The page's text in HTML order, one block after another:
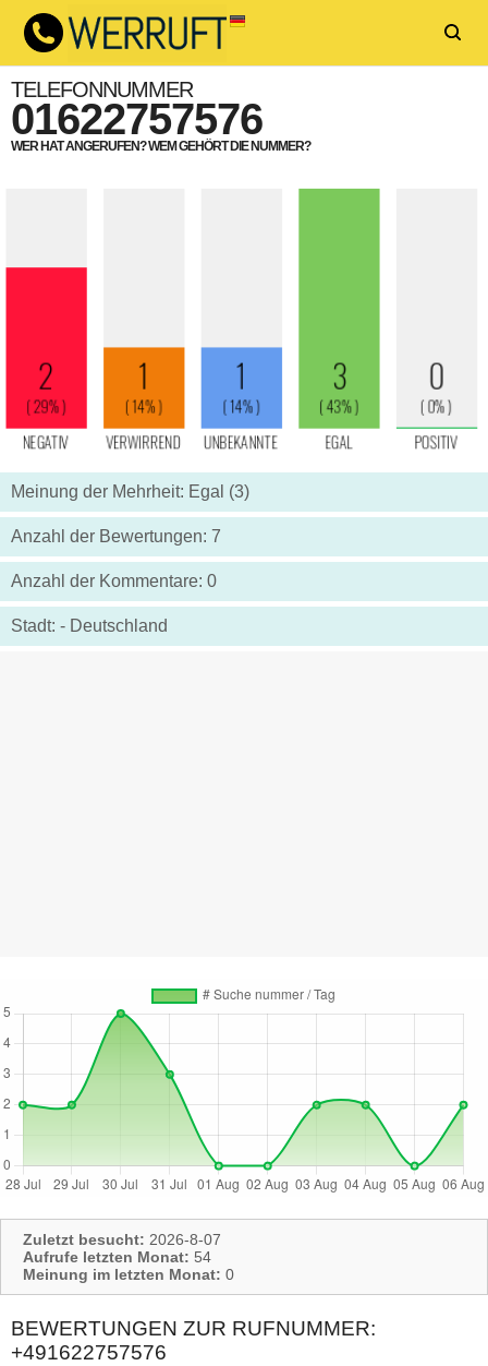
TELEFONNUMMER
01622757576
WER HAT ANGERUFEN? WEM GEHÖRT DIE NUMMER?
Meinung der Mehrheit: Egal (3)
Anzahl der Bewertungen: 7
Anzahl der Kommentare: 0
Stadt: - Deutschland
Zuletzt besucht: 2026-8-07
Aufrufe letzten Monat: 54
Meinung im letzten Monat: 0
BEWERTUNGEN ZUR RUFNUMMER:
+491622757576